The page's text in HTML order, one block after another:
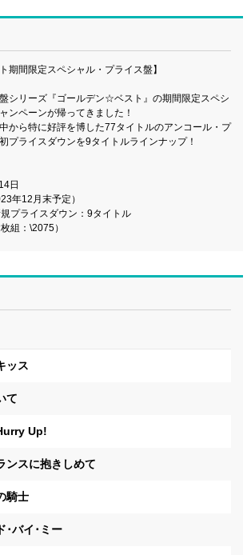
期間限定スペシャル・プライス盤】
シリーズ『ゴールデン☆ベスト』の期間限定スペシ
ンペーンが帰ってきました！
から特に好評を博した77タイトルのアンコール・プ
プライスダウンを9タイトルラインナップ！
日
年12月末予定）
プライスダウン：9タイトル
組：\2075）
ッス
て
Up!
ンスに抱きしめて
騎士
･バイ･ミー